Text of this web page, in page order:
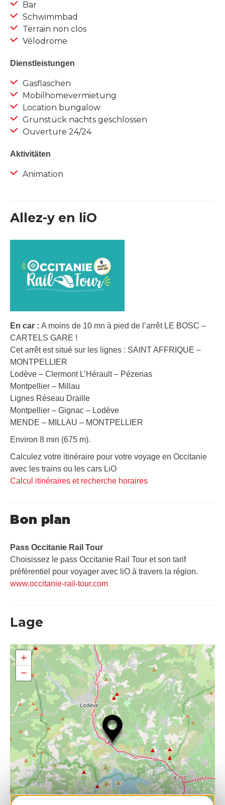
Bar
Schwimmbad
Terrain non clos
Vélodrome
Dienstleistungen
Gasflaschen
Mobilhomevermietung
Location bungalow
Grunstück nachts geschlossen
Ouverture 24/24
Aktivitäten
Animation
Allez-y en liO
En car : A moins de 10 mn à pied de l’arrêt LE BOSC –
CARTELS GARE !
Cet arrêt est situé sur les lignes : SAINT AFFRIQUE –
MONTPELLIER
Lodève – Clermont L’Hérault – Pézenas
Montpellier – Millau
Lignes Réseau Draille
Montpellier – Gignac – Lodève
MENDE – MILLAU – MONTPELLIER
Environ 8 min (675 m).
Calculez votre itinéraire pour votre voyage en Occitanie
avec les trains ou les cars LiO
Calcul itinéraires et recherche horaires
Bon plan
Pass Occitanie Rail Tour​
Choisissez le pass Occitanie Rail Tour et son tarif
préférentiel pour voyager avec liO à travers la région.
www.occitanie-rail-tour.com
Lage
+
−